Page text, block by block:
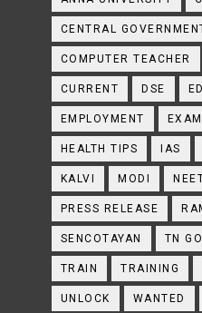
CENTRAL
COMPUTER TEACHER
CURRENT DSE
EMPLOYMENT EXAM
HEALTH TIPS IAS
KALVI MODI
PRESS RELEASE
SENCOTAYAN TN
TRAIN TRAINING
UNLOCK WANTED